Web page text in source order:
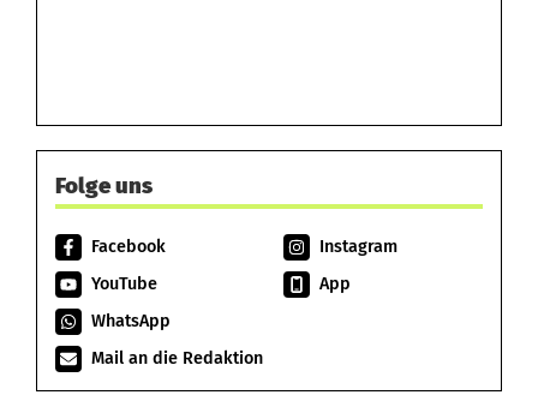
Folge uns
Facebook
Instagram
YouTube
App
WhatsApp
Mail an die Redaktion